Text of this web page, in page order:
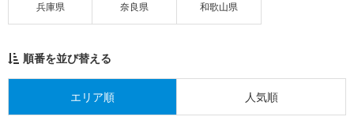
兵庫県 奈良県 和歌山県
順番を並び替える
エリア順 人気順